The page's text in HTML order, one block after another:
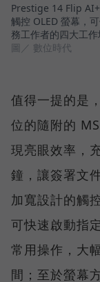
Prestige 14 Flip
觸控 OLED 螢幕，
務工作者的四大工作
圖／ 數位時代
值得一提的是
位的隨附的
現亮眼效率，
鐘，讓簽署文
加寬設計的觸
可快速啟動指
常用操作，大
間；至於螢幕